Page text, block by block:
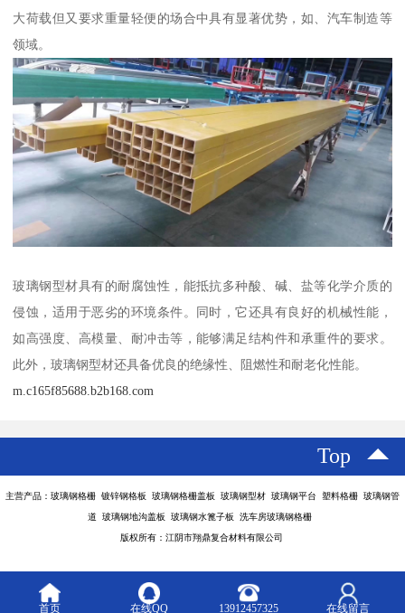
大荷载但又要求重量轻便的场合中具有显著优势，如、汽车制造等
领域。
玻璃钢型材具有的耐腐蚀性，能抵抗多种酸、碱、盐等化学介质的
侵蚀，适用于恶劣的环境条件。同时，它还具有良好的机械性能，
如高强度、高模量、耐冲击等，能够满足结构件和承重件的要求。
此外，玻璃钢型材还具备优良的绝缘性、阻燃性和耐老化性能。
m.c165f85688.b2b168.com
Top
主营产品：玻璃钢格栅 镀锌钢格板 玻璃钢格栅盖板 玻璃钢型材 玻璃钢平台 塑料格栅 玻璃钢管
道 玻璃钢地沟盖板 玻璃钢水篦子板 洗车房玻璃钢格栅
版权所有：江阴市翔鼎复合材料有限公司
首页 在线QQ 13912457325 在线留言